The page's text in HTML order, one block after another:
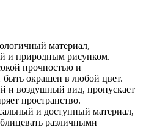
материал,
и природным рисунком.
прочностью и
быть окрашен в любой цвет.
и воздушный вид, пропускает
пространство.
и доступный материал,
различными